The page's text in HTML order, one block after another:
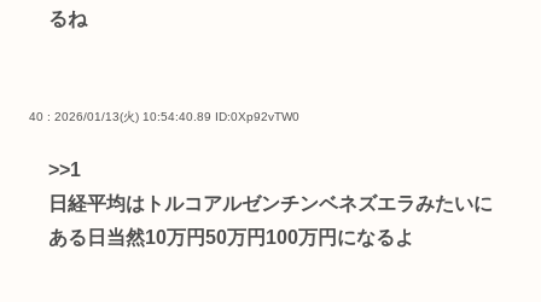
るね
40 : 2026/01/13(火) 10:54:40.89 ID:0Xp92vTW0
>>1
日経平均はトルコアルゼンチンベネズエラみたいに
ある日当然10万円50万円100万円になるよ